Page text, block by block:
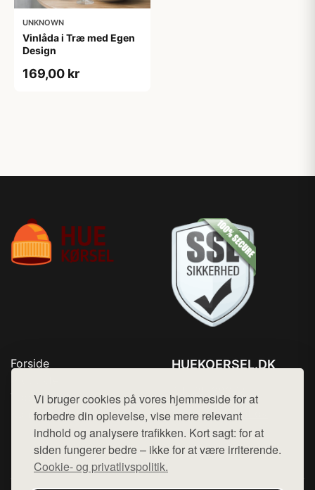
Vi bruger cookies på vores hjemmeside for at
forbedre din oplevelse, vise mere relevant
indhold og analysere trafikken. Kort sagt: for at
siden fungerer bedre – ikke for at være irriterende.
Cookie- og privatlivspolitik.
UNKNOWN
Vinlåda i Træ med Egen
Design
169,00 kr
Forside
Top Rabatter
Kontakt
HUEKOERSEL.DK
Mail: hej@want.dk
Cookie- og privatlivspolitik